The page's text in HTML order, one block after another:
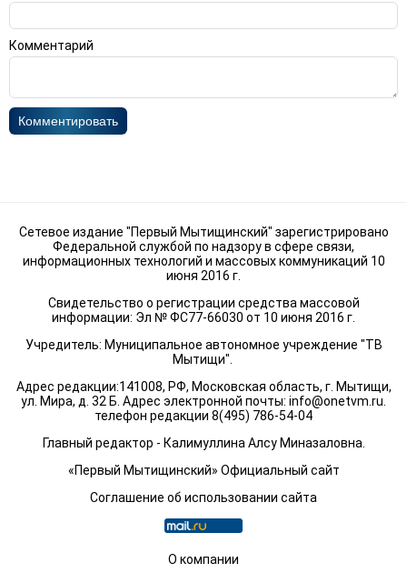
Комментарий
Комментировать
Сетевое издание "Первый Мытищинский" зарегистрировано
Федеральной службой по надзору в сфере связи,
информационных технологий и массовых коммуникаций 10
июня 2016 г.
Свидетельство о регистрации средства массовой
информации: Эл № ФС77-66030 от 10 июня 2016 г.
Учредитель: Муниципальное автономное учреждение "ТВ
Мытищи".
Адрес редакции:141008, РФ, Московская область, г. Мытищи,
ул. Мира, д. 32 Б. Адрес электронной почты: info@onetvm.ru
телефон редакции 8(495) 786-54-04
Главный редактор - Калимуллина Алсу Миназаловна.
«Первый Мытищинский» Официальный сайт
Соглашение об использовании сайта
О компании